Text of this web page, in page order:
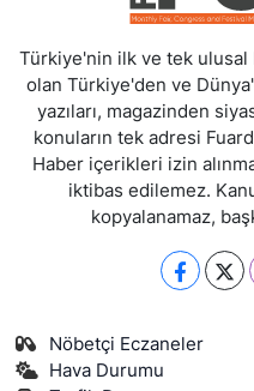
Türkiye'nin ilk ve tek ulusal
olan Türkiye'den ve
yazıları, magazinden
konuların tek adresi
Haber içerikleri izin
iktibas edilemez.
kopyalanamaz,
Nöbetçi Eczaneler
Hava Durumu